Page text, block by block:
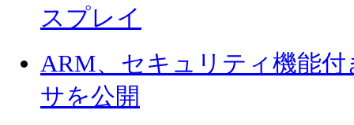
スプレイ
ARM、セキュリティ機能
サを公開